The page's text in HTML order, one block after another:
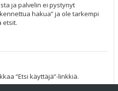
ja palvelin ei pystynyt
hakua” ja ole tarkempi
etsit.
“Etsi käyttäjä”-linkkiä.